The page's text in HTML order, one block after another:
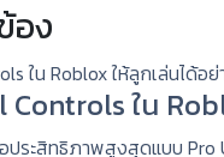
อง
ใน